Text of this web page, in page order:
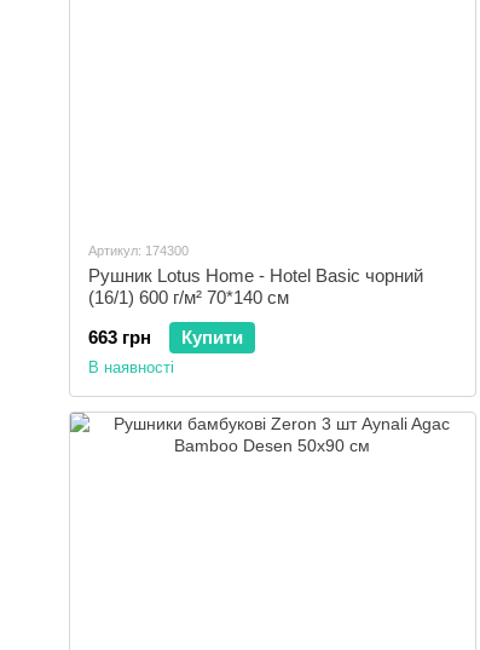
Артикул: 174300
Рушник Lotus Home - Hotel Basic чорний
(16/1) 600 г/м² 70*140 см
663 грн
Купити
В наявності